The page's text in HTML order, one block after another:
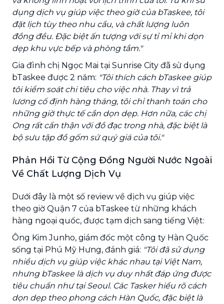
dụng dịch vụ giúp việc theo giờ của bTaskee, tôi
đặt lịch tùy theo nhu cầu, và chất lượng luôn
đồng đều. Đặc biệt ấn tượng với sự tỉ mỉ khi dọn
dẹp khu vực bếp và phòng tắm."
Gia đình chị Ngọc Mai tại Sunrise City đã sử dụng
bTaskee được 2 năm: "Tôi thích cách bTaskee giúp
tôi kiểm soát chi tiêu cho việc nhà. Thay vì trả
lương cố định hàng tháng, tôi chỉ thanh toán cho
những giờ thực tế cần dọn dẹp. Hơn nữa, các chị
Ong rất cẩn thận với đồ đạc trong nhà, đặc biệt là
bộ sưu tập đồ gốm sứ quý giá của tôi."
Phản Hồi Từ Cộng Đồng Người Nước Ngoài
Về Chất Lượng Dịch Vụ
Dưới đây là một số review về dịch vụ giúp việc
theo giờ Quận 7 của bTaskee từ những khách
hàng ngoại quốc, được tạm dịch sang tiếng Việt:
Ông Kim Junho, giám đốc một công ty Hàn Quốc
sống tại Phú Mỹ Hưng, đánh giá: "Tôi đã sử dụng
nhiều dịch vụ giúp việc khác nhau tại Việt Nam,
nhưng bTaskee là dịch vụ duy nhất đáp ứng được
tiêu chuẩn như tại Seoul. Các Tasker hiểu rõ cách
dọn dẹp theo phong cách Hàn Quốc, đặc biệt là